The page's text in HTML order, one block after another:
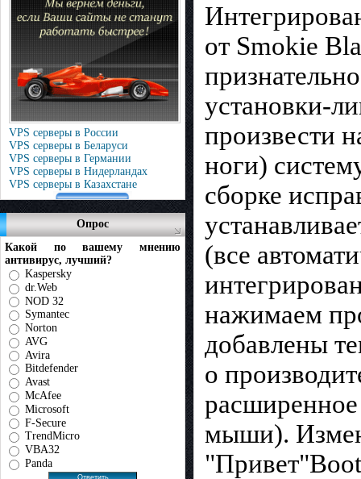
VPS серверы в России
VPS серверы в Беларуси
VPS серверы в Германии
VPS серверы в Нидерландах
VPS серверы в Казахстане
Опрос
Какой по вашему мнению
антивирус, лучший?
Kaspersky
dr.Web
NOD 32
Symantec
Norton
AVG
Avira
Bitdefender
Avast
McAfee
Microsoft
F-Secure
TrendMicro
VBA32
Panda
от Smokie
установки-
произвести
ноги)
сборке
(все
нажимаем
добавлены
о
мыши).